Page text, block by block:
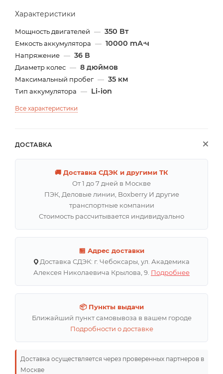
Характеристики
Мощность двигателей — 350 Вт
Емкость аккумулятора — 10000 mА⋅ч
Напряжение — 36 В
Диаметр колес — 8 дюймов
Максимальный пробег — 35 км
Тип аккумулятора — Li-ion
Все характеристики
ДОСТАВКА
🚚 Доставка СДЭК и другими ТК
От 1 до 7 дней в Москве
ПЭК, Деловые линии, Boxberry И другие
транспортные компании
Стоимость рассчитывается индивидуально
🏪 Адрес доставки
Доставка СДЭК: г. Чебоксары, ул. Академика
Алексея Николаевича Крылова, 9. Подробнее
📦 Пункты выдачи
Ближайший пункт самовывоза в вашем городе
Подробности о доставке
Доставка осуществляется через проверенных партнеров в
Москве